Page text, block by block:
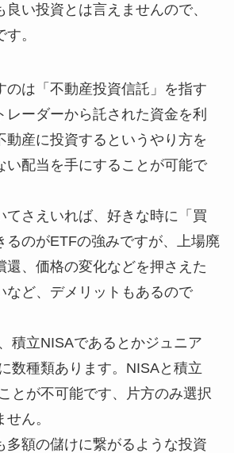
い投資とは言えませんので、
。
のは「不動産投資信託」を指す
レーダーから託された資金を利
動産に投資するというやり方を
い配当を手にすることが可能で
てさえいれば、好きな時に「買
るのがETFの強みですが、上場廃
還、価格の変化などを押さえた
など、デメリットもあるので
積立NISAであるとかジュニア
数種類あります。NISAと積立
とが不可能です、片方のみ選択
ん。
多額の儲けに繋がるような投資